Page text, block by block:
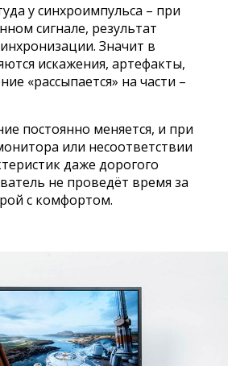
у синхроимпульса – при
сигнале, результат
Значит в
искажения, артефакты,
«рассыпается» на части –
постоянно меняется, и при
или несоответствии
даже дорогого
не проведёт время за
с комфортом.